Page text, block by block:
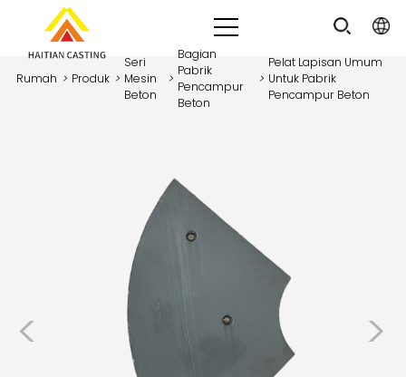
Rumah > Produk >
Seri
Mesin
Beton
>
Bagian
Pabrik
Pencampur
Beton
>
Pelat Lapisan Umum
Untuk Pabrik
Pencampur Beton
>
<